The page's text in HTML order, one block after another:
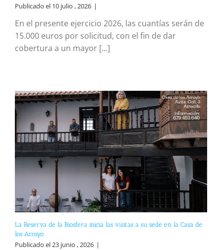
Publicado el 10 julio , 2026 |
En el presente ejercicio 2026, las cuantías serán de
15.000 euros por solicitud, con el fin de dar
cobertura a un mayor [...]
La Reserva de la Biosfera inicia las visitas a su sede en la Casa de
los Arroyo
Publicado el 23 junio , 2026 |